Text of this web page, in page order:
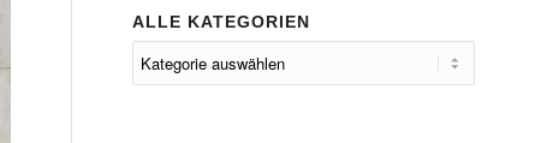
ALLE KATEGORIEN